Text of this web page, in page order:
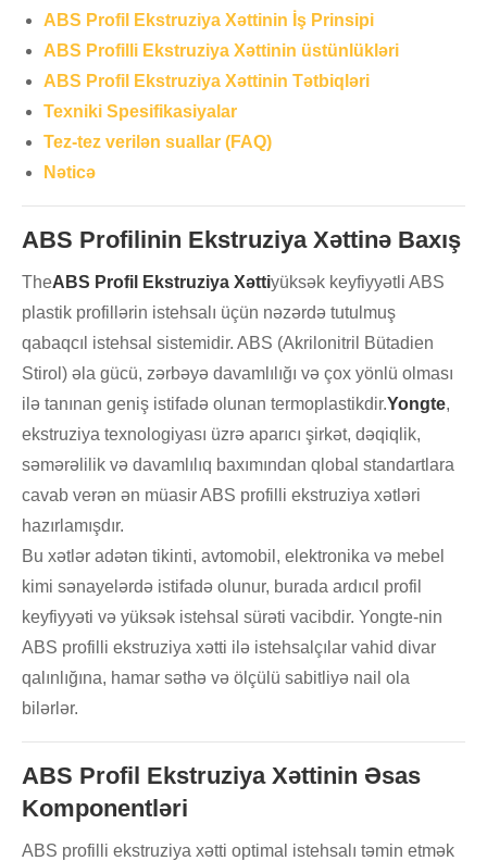
ABS Profil Ekstruziya Xəttinin İş Prinsipi
ABS Profilli Ekstruziya Xəttinin üstünlükləri
ABS Profil Ekstruziya Xəttinin Tətbiqləri
Texniki Spesifikasiyalar
Tez-tez verilən suallar (FAQ)
Nəticə
ABS Profilinin Ekstruziya Xəttinə Baxış
TheABS Profil Ekstruziya Xəttiyüksək keyfiyyətli ABS
plastik profillərin istehsalı üçün nəzərdə tutulmuş
qabaqcıl istehsal sistemidir. ABS (Akrilonitril Bütadien
Stirol) əla gücü, zərbəyə davamlılığı və çox yönlü olması
ilə tanınan geniş istifadə olunan termoplastikdir.Yongte,
ekstruziya texnologiyası üzrə aparıcı şirkət, dəqiqlik,
səmərəlilik və davamlılıq baxımından qlobal standartlara
cavab verən ən müasir ABS profilli ekstruziya xətləri
hazırlamışdır.
Bu xətlər adətən tikinti, avtomobil, elektronika və mebel
kimi sənayelərdə istifadə olunur, burada ardıcıl profil
keyfiyyəti və yüksək istehsal sürəti vacibdir. Yongte-nin
ABS profilli ekstruziya xətti ilə istehsalçılar vahid divar
qalınlığına, hamar səthə və ölçülü sabitliyə nail ola
bilərlər.
ABS Profil Ekstruziya Xəttinin Əsas
Komponentləri
ABS profilli ekstruziya xətti optimal istehsalı təmin etmək